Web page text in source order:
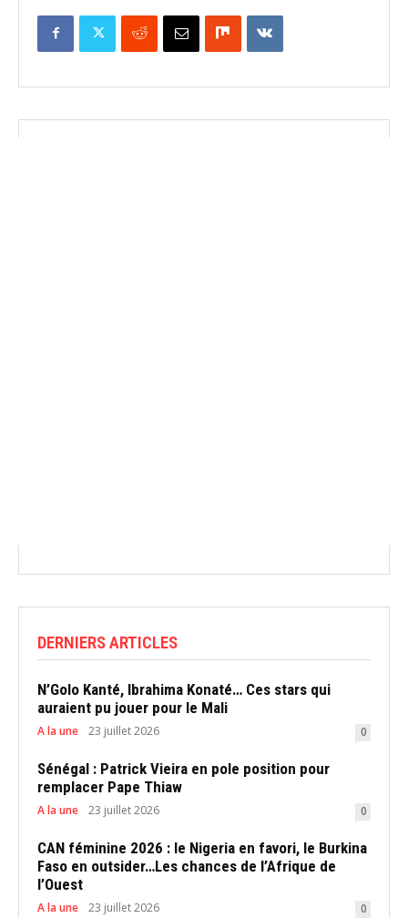
DERNIERS ARTICLES
N’Golo Kanté, Ibrahima Konaté… Ces stars qui
auraient pu jouer pour le Mali
A la une 23 juillet 2026 0
Sénégal : Patrick Vieira en pole position pour
remplacer Pape Thiaw
A la une 23 juillet 2026 0
CAN féminine 2026 : le Nigeria en favori, le Burkina
Faso en outsider…Les chances de l’Afrique de
l’Ouest
A la une 23 juillet 2026 0